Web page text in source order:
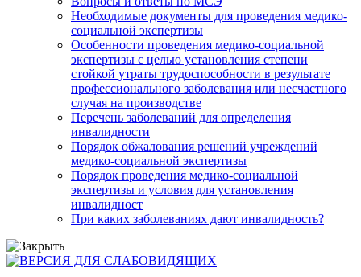
Необходимые документы для проведения медико-
социальной экспертизы
Особенности проведения медико-социальной
экспертизы с целью установления степени
стойкой утраты трудоспособности в результате
профессионального заболевания или несчастного
случая на производстве
Перечень заболеваний для определения
инвалидности
Порядок обжалования решений учреждений
медико-социальной экспертизы
Порядок проведения медико-социальной
экспертизы и условия для установления
инвалидност
При каких заболеваниях дают инвалидность?